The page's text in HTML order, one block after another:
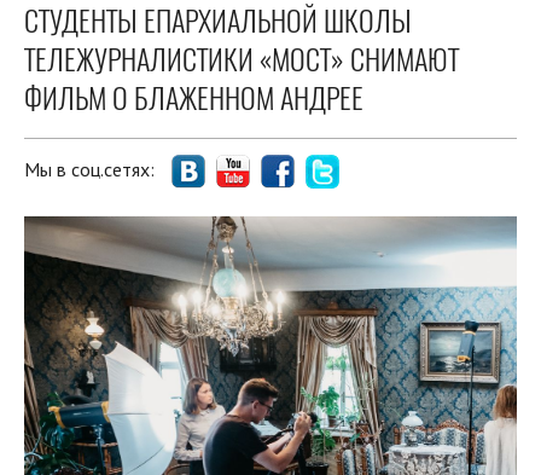
СТУДЕНТЫ ЕПАРХИАЛЬНОЙ ШКОЛЫ
ТЕЛЕЖУРНАЛИСТИКИ «МОСТ» СНИМАЮТ
ФИЛЬМ О БЛАЖЕННОМ АНДРЕЕ
Мы в соц.сетях: